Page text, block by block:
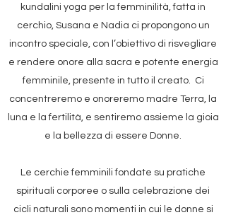
kundalini yoga per la femminilità, fatta in
cerchio, Susana e Nadia ci propongono un
incontro speciale, con l’obiettivo di risvegliare
e rendere onore alla sacra e potente energia
femminile, presente in tutto il creato. Ci
concentreremo e onoreremo madre Terra, la
luna e la fertilità, e sentiremo assieme la gioia
e la bellezza di essere Donne.
Le cerchie femminili fondate su pratiche
spirituali corporee o sulla celebrazione dei
cicli naturali sono momenti in cui le donne si